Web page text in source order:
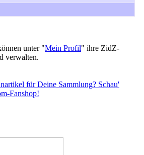
unter "Mein Profil" ihre ZidZ-
verwalten.
für Deine Sammlung? Schau'
Fanshop!